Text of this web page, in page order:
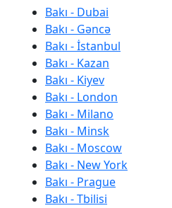
Bakı - Dubai
Bakı - Gəncə
Bakı - İstanbul
Bakı - Kazan
Bakı - Kiyev
Bakı - London
Bakı - Milano
Bakı - Minsk
Bakı - Moscow
Bakı - New York
Bakı - Prague
Bakı - Tbilisi